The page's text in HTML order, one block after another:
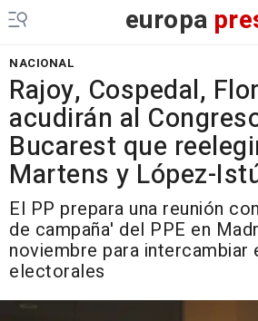
europa
NACIONAL
Rajoy, Cospedal,
acudirán al
Bucarest que
Martens y López-
El PP prepara una reunión
de campaña' del PPE en
noviembre para intercambiar
electorales